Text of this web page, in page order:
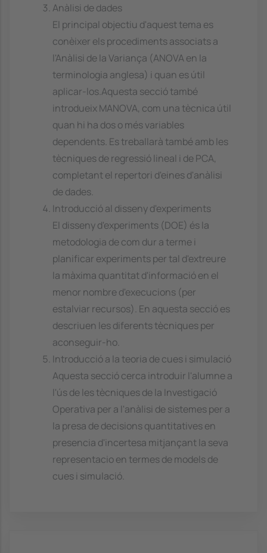
Anàlisi de dades
El principal objectiu d'aquest tema es
conèixer els procediments associats a
l'Anàlisi de la Variança (ANOVA en la
terminologia anglesa) i quan es útil
aplicar-los.Aquesta secció també
introdueix MANOVA, com una tècnica útil
quan hi ha dos o més variables
dependents. Es treballarà també amb les
tècniques de regressió lineal i de PCA,
completant el repertori d'eines d'anàlisi
de dades.
Introducció al disseny d'experiments
El disseny d'experiments (DOE) és la
metodologia de com dur a terme i
planificar experiments per tal d'extreure
la màxima quantitat d'informació en el
menor nombre d'execucions (per
estalviar recursos). En aquesta secció es
descriuen les diferents tècniques per
aconseguir-ho.
Introducció a la teoria de cues i simulació
Aquesta secció cerca introduir l'alumne a
l'ús de les tècniques de la Investigació
Operativa per a l'anàlisi de sistemes per a
la presa de decisions quantitatives en
presencia d'incertesa mitjançant la seva
representacio en termes de models de
cues i simulació.